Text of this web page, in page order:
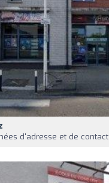
d'adresse et de contact